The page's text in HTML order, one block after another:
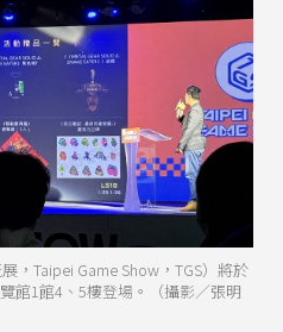
，Taipei Game Show，TGS）將於
館1館4、5樓登場。（攝影／張明